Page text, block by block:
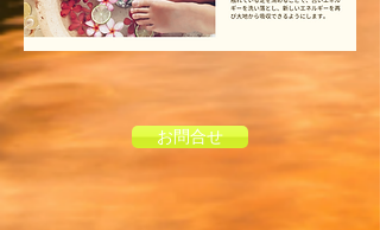
お問合せ